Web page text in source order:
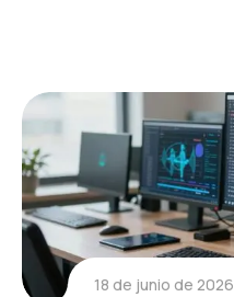
18 de junio de 2026